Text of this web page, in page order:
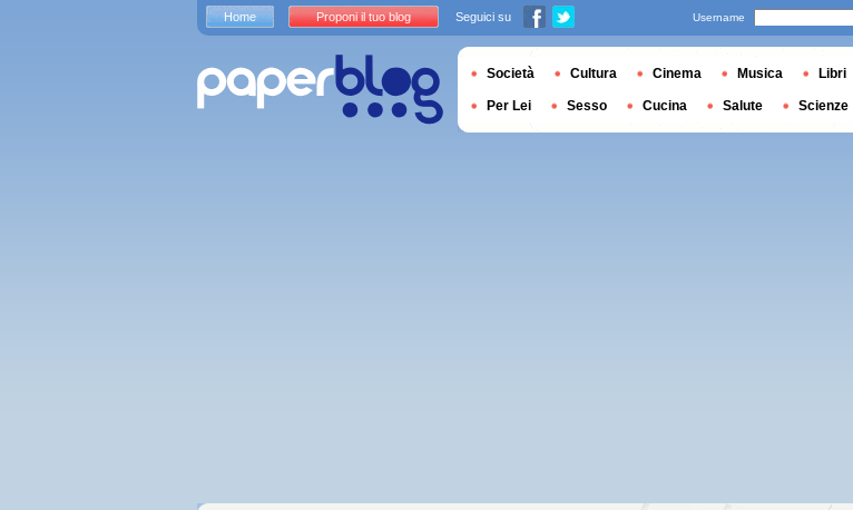
Home Proponi il tuo blog Seguici su Username
Società Cultura Cinema Musica Libri
Per Lei Sesso Cucina Salute Scienze